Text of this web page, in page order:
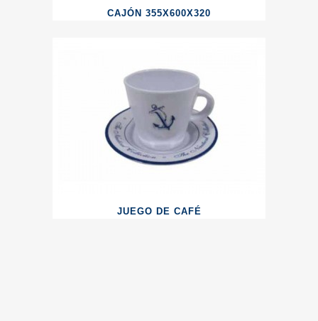
CAJÓN 355X600X320
JUEGO DE CAFÉ